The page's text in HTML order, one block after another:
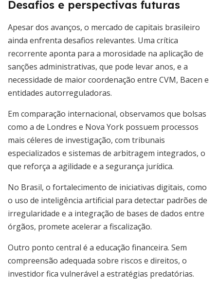
Desafios e perspectivas futuras
Apesar dos avanços, o mercado de capitais brasileiro
ainda enfrenta desafios relevantes. Uma crítica
recorrente aponta para a morosidade na aplicação de
sanções administrativas, que pode levar anos, e a
necessidade de maior coordenação entre CVM, Bacen e
entidades autorreguladoras.
Em comparação internacional, observamos que bolsas
como a de Londres e Nova York possuem processos
mais céleres de investigação, com tribunais
especializados e sistemas de arbitragem integrados, o
que reforça a agilidade e a segurança jurídica.
No Brasil, o fortalecimento de iniciativas digitais, como
o uso de inteligência artificial para detectar padrões de
irregularidade e a integração de bases de dados entre
órgãos, promete acelerar a fiscalização.
Outro ponto central é a educação financeira. Sem
compreensão adequada sobre riscos e direitos, o
investidor fica vulnerável a estratégias predatórias.